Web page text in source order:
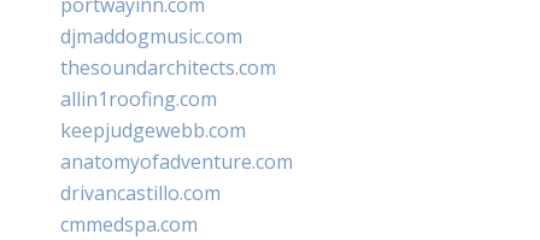
djmaddogmusic.com
thesoundarchitects.com
allin1roofing.com
keepjudgewebb.com
anatomyofadventure.com
drivancastillo.com
cmmedspa.com